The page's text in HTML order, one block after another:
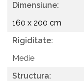
Dimensiune:
160 x 200 cm
Rigiditate:
Medie
Structura: